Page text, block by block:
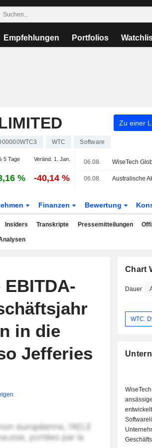
Empfehlungen Portfolios
Zu einer
WTC Software
5 Tage Veränd. 1. Jan.
% -40,14 %
06.08.
06.08.
Finanzen Bewertung
Insiders Transkripte Pressemitteilungen
in die
Jefferies
Chart
Dauer
WTC: